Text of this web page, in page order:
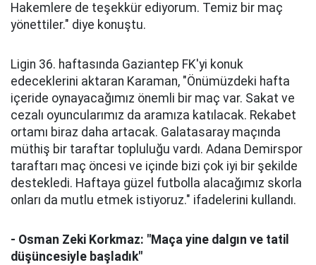
Hakemlere de teşekkür ediyorum. Temiz bir maç
yönettiler." diye konuştu.
Ligin 36. haftasında Gaziantep FK'yi konuk
edeceklerini aktaran Karaman, "Önümüzdeki hafta
içeride oynayacağımız önemli bir maç var. Sakat ve
cezalı oyuncularımız da aramıza katılacak. Rekabet
ortamı biraz daha artacak. Galatasaray maçında
müthiş bir taraftar topluluğu vardı. Adana Demirspor
taraftarı maç öncesi ve içinde bizi çok iyi bir şekilde
destekledi. Haftaya güzel futbolla alacağımız skorla
onları da mutlu etmek istiyoruz." ifadelerini kullandı.
- Osman Zeki Korkmaz: "Maça yine dalgın ve tatil
düşüncesiyle başladık"